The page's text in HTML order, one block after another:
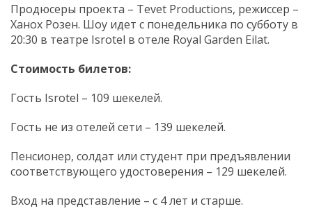
Продюсеры проекта – Tevet Productions, режиссер –
Ханох Розен. Шоу идет с понедельника по субботу в
20:30 в театре Isrotel в отеле Royal Garden Eilat.
Стоимость билетов:
Гость Isrotel – 109 шекелей.
Гость не из отелей сети – 139 шекелей.
Пенсионер, солдат или студент при предъявлении
соответствующего удостоверения – 129 шекелей.
Вход на представление – с 4 лет и старше.